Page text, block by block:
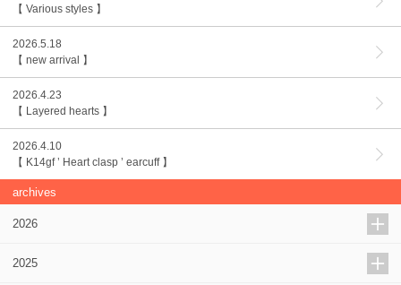
【 Various styles 】
2026.5.18
【 new arrival 】
2026.4.23
【 Layered hearts 】
2026.4.10
【 K14gf ’ Heart clasp ’ earcuff 】
archives
2026
2025